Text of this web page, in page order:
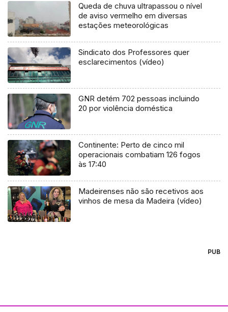
Queda de chuva ultrapassou o nível
de aviso vermelho em diversas
estações meteorológicas
Sindicato dos Professores quer
esclarecimentos (vídeo)
GNR detém 702 pessoas incluindo
20 por violência doméstica
Continente: Perto de cinco mil
operacionais combatiam 126 fogos
às 17:40
Madeirenses não são recetivos aos
vinhos de mesa da Madeira (vídeo)
PUB